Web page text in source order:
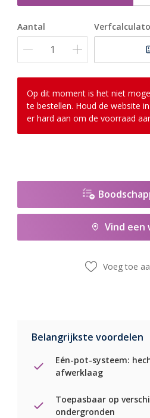
Aantal
Op dit moment is het niet
te bestellen. Houd de website
er hard aan om de voorraad
Vind een
Voeg toe
Belangrijkste voordelen
Eén-pot-systeem:
afwerklaag
Toepasbaar op
ondergronden